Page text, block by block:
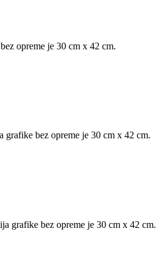
opreme je 30 cm x 42 cm.
grafike bez opreme je 30 cm x 42 cm.
grafike bez opreme je 30 cm x 42 cm.